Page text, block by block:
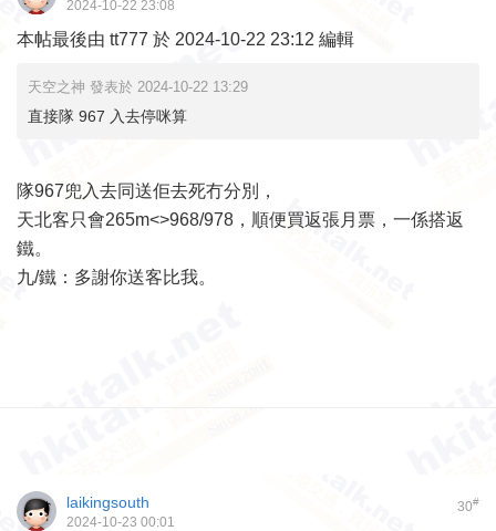
2024-10-22 23:08
本帖最後由 tt777 於 2024-10-22 23:12 編輯
天空之神 發表於 2024-10-22 13:29
直接隊 967 入去停咪算
隊967兜入去同送佢去死冇分別，
天北客只會265m<>968/978，順便買返張月票，一係搭返
鐵。
九/鐵：多謝你送客比我。
30#
laikingsouth
2024-10-23 00:01